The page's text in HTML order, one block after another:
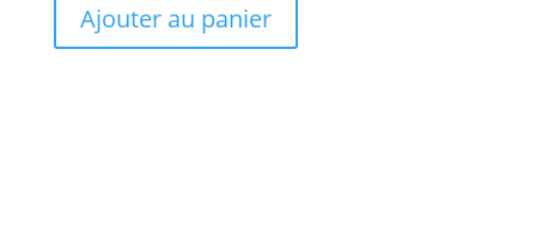
Ajouter au panier